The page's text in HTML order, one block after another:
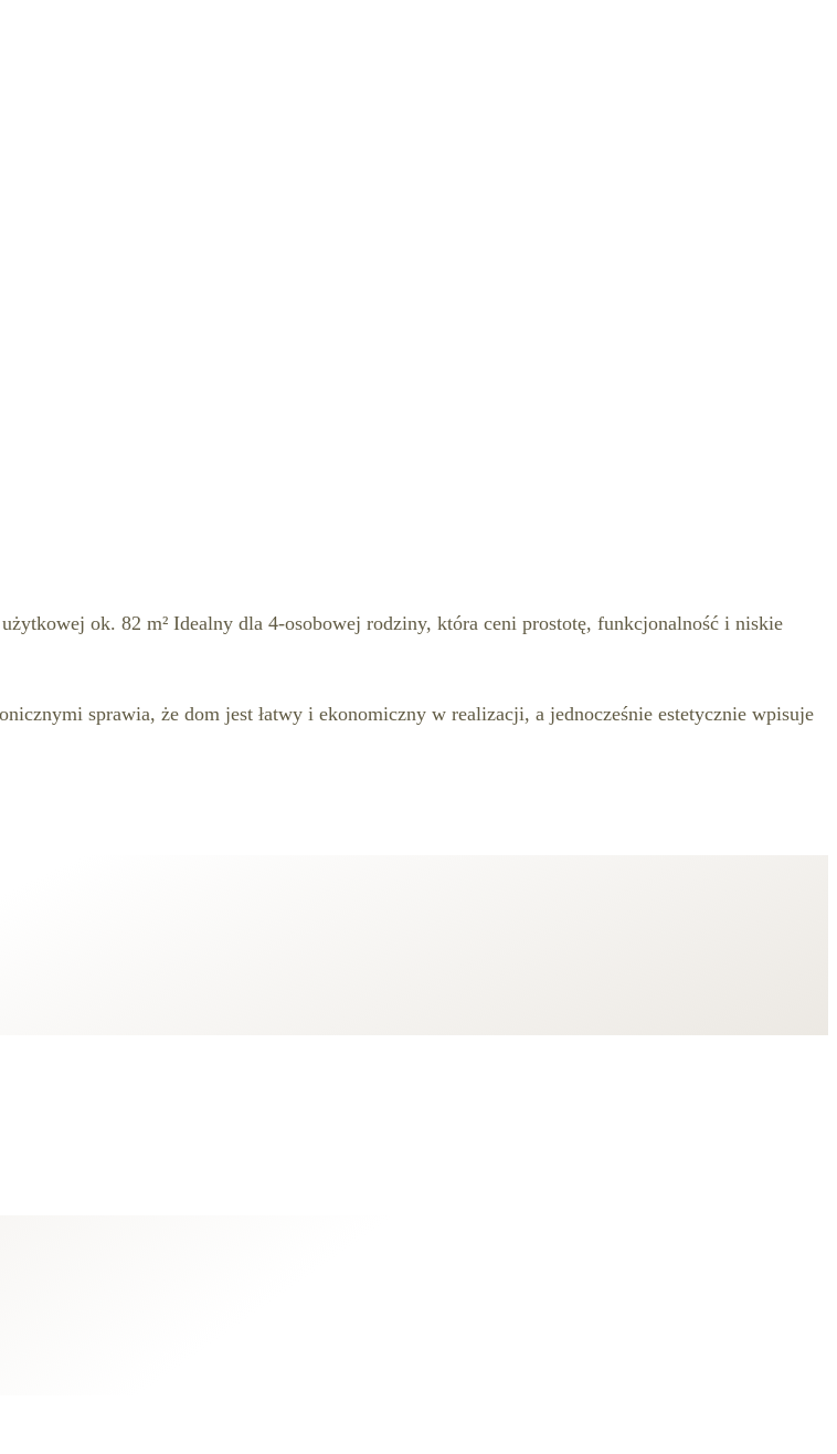
ok. 82 m² Idealny dla 4-osobowej rodziny, która ceni prostotę, funkcjonalność i niskie
sprawia, że dom jest łatwy i ekonomiczny w realizacji, a jednocześnie estetycznie wpisuje